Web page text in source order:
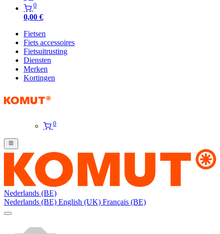
0
0,00 €
Fietsen
Fiets accessoires
Fietsuitrusting
Diensten
Merken
Kortingen
0
Nederlands (BE)
Nederlands (BE) English (UK) Français (BE)